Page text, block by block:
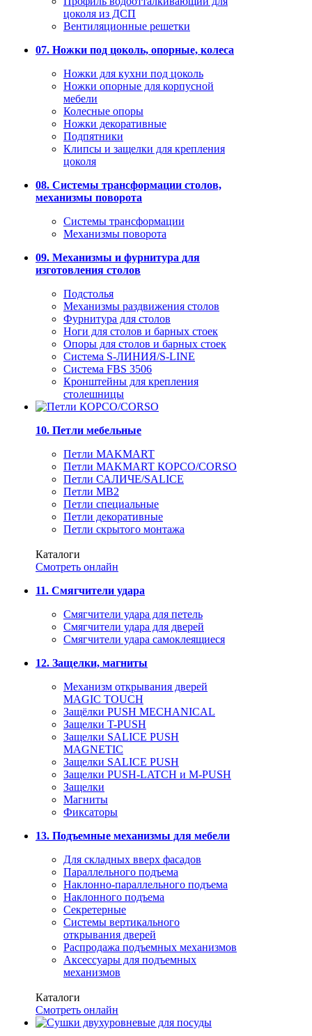
цоколя из ДСП
Вентиляционные решетки
07. Ножки под цоколь, опорные, колеса
Ножки для кухни под цоколь
Ножки опорные для корпусной
мебели
Колесные опоры
Ножки декоративные
Подпятники
Клипсы и защелки для крепления
цоколя
08. Системы трансформации столов,
механизмы поворота
Системы трансформации
Механизмы поворота
09. Механизмы и фурнитура для
изготовления столов
Подстолья
Механизмы раздвижения столов
Фурнитура для столов
Ноги для столов и барных стоек
Опоры для столов и барных стоек
Система S-ЛИНИЯ/S-LINE
Система FBS 3506
Кронштейны для крепления
столешницы
10. Петли мебельные
Петли MAKMART
Петли MAKMART КОРСО/CORSO
Петли САЛИЧЕ/SALICE
Петли MB2
Петли специальные
Петли декоративные
Петли скрытого монтажа
Каталоги
Смотреть онлайн
11. Смягчители удара
Смягчители удара для петель
Смягчители удара для дверей
Cмягчители удара самоклеящиеся
12. Защелки, магниты
Механизм открывания дверей
MAGIC TOUCH
Защёлки PUSH MECHANICAL
Защелки T-PUSH
Защелки SALICE PUSH
MAGNETIC
Защелки SALICE PUSH
Защелки PUSH-LATCH и M-PUSH
Защелки
Магниты
Фиксаторы
13. Подъемные механизмы для мебели
Для складных вверх фасадов
Параллельного подъема
Наклонно-параллельного подъема
Наклонного подъема
Секретерные
Системы вертикального
открывания дверей
Распродажа подъемных механизмов
Аксессуары для подъемных
механизмов
Каталоги
Смотреть онлайн